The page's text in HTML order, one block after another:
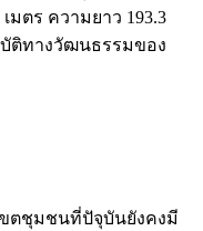
มตร ความยาว 193.3
บัติทางวัฒนธรรมของ
ขตชุมชนที่ปัจุบันยังคงมี